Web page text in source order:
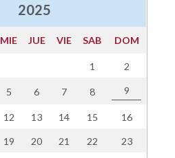
2025
MIE JUE VIE SAB DOM
1 2
5 6 7 8 9
12 13 14 15 16
19 20 21 22 23